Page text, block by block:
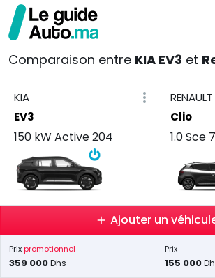
Comparaison entre KIA EV3 et
KIA
EV3
150 kW Active 204
RENAULT
Clio
1.0 Sce
Ajouter un
Prix promotionnel
359 000Dhs
Prix
155 000